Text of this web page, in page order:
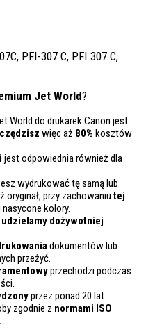
PFI-307 C, PFI 307 C,
Jet World?
World do drukarek Canon jest
więc aż 80% kosztów
jest odpowiednia również dla
wydrukować tę samą lub
oryginał, przy zachowaniu tej
kolory.
udzielamy dożywotniej
dokumentów lub
przeżyć.
przechodzi podczas
przez ponad 20 lat
zgodnie z normami ISO